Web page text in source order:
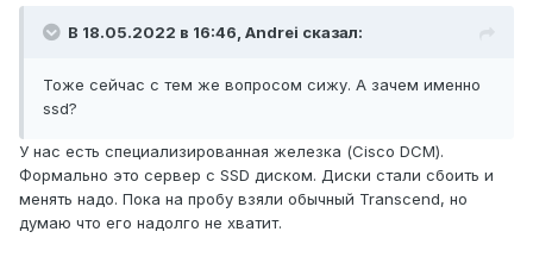
В 18.05.2022 в 16:46, Andrei сказал:
Тоже сейчас с тем же вопросом сижу. А зачем именно
ssd?
У нас есть специализированная железка (Cisco DCM).
Формально это сервер с SSD диском. Диски стали сбоить и
менять надо. Пока на пробу взяли обычный Transcend, но
думаю что его надолго не хватит.